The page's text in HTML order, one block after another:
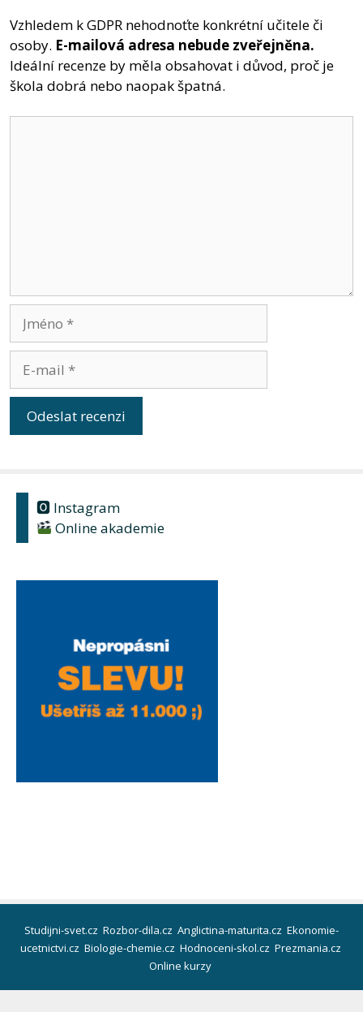
Vzhledem k GDPR nehodnoťte konkrétní učitele či
osoby. E-mailová adresa nebude zveřejněna.
Ideální recenze by měla obsahovat i důvod, proč je
škola dobrá nebo naopak špatná.
mail
🅾 Instagram
Online akademie
Studijni-svet.cz Rozbor-dila.cz Anglictina-maturita.cz Ekonomie-
ucetnictvi.cz Biologie-chemie.cz Hodnoceni-skol.cz Prezmania.cz
Online kurzy